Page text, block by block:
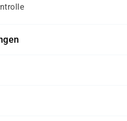
im Bereich der Linux
Grundkenntnissen.